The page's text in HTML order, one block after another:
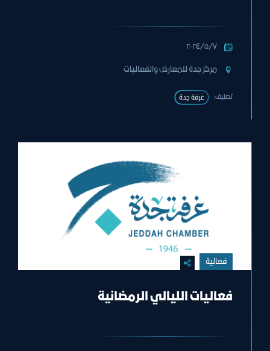
٧‏/٥‏/٢٠٢٤
مركز جدة للمعارض والفعاليات
تصنيف: غرفة جدة
فعالية
فعاليات الليالي الرمضانية